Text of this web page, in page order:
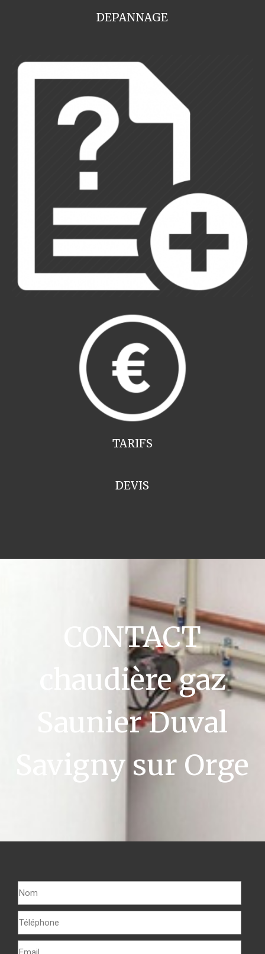
DEPANNAGE
TARIFS
DEVIS
CONTACT
chaudière gaz
Saunier Duval
Savigny sur Orge